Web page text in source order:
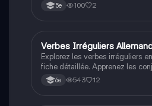
5e 100 2
Allemand
Verbes Irréguliers
Explorez les verbes irréguliers
fiche détaillée. Apprenez les
et au parfait, ainsi que les
verbes forts et faibles. Idéal
6e 543 12